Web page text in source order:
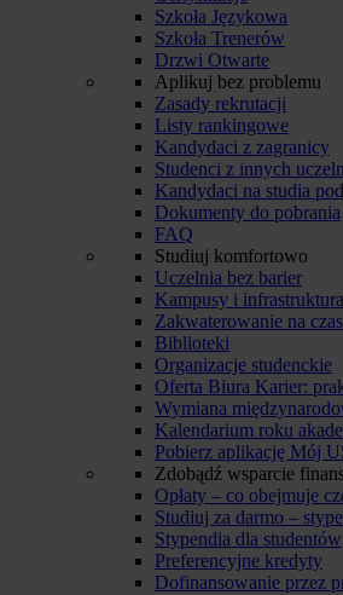
Szkoła Językowa
Szkoła Trenerów
Drzwi Otwarte
Aplikuj bez problemu
Zasady rekrutacji
Listy rankingowe
Kandydaci z zagranicy
Studenci z innych
Kandydaci na studia
Dokumenty do pobrania
FAQ
Studiuj komfortowo
Uczelnia bez barier
Kampusy i infrastruktura
Zakwaterowanie na
Biblioteki
Organizacje studenckie
Oferta Biura Karier:
Wymiana
Kalendarium roku
Pobierz aplikację Mój
Zdobądź wsparcie
Opłaty – co obejmuje
Studiuj za darmo –
Stypendia dla studentów
Preferencyjne kredyty
Dofinansowanie przez